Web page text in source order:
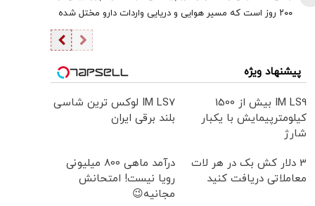
۲۰۰ روز است که مسیر هوایی و دریایی واردات دارو مختل شده
پیشنهاد ویژه
IM LS9 بیش از 1500
کیلومترپیمایش با یکبار
شارژ
IM LS7 لوکس ترین شاسی
بلند برقی ایران
3 دلار کش بک در هر لات
معاملاتی دریافت کنید
درآمد ماهی 800 میلیونی
رویا نیست! امتحانش
مجانیه😉